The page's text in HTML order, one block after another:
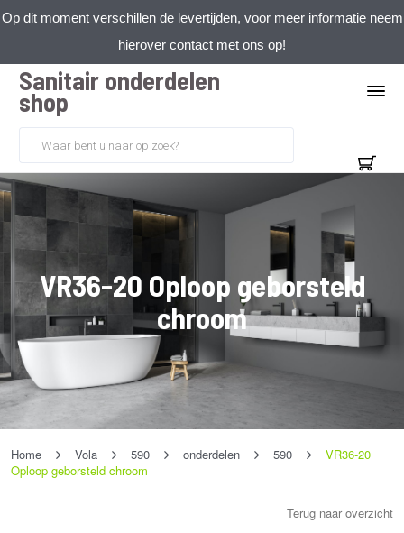
Op dit moment verschillen de levertijden, voor meer informatie neem
hierover contact met ons op!
Sanitair onderdelen
shop
VR36-20 Oploop geborsteld
chroom
Home Vola 590 onderdelen 590
VR36-20
Oploop geborsteld chroom
Terug naar overzicht